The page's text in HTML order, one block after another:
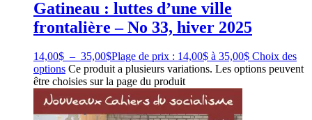
Gatineau : luttes d’une ville
frontalière – No 33, hiver 2025
14,00$ – 35,00$Plage de prix : 14,00$ à 35,00$ Choix des
options Ce produit a plusieurs variations. Les options peuvent
être choisies sur la page du produit